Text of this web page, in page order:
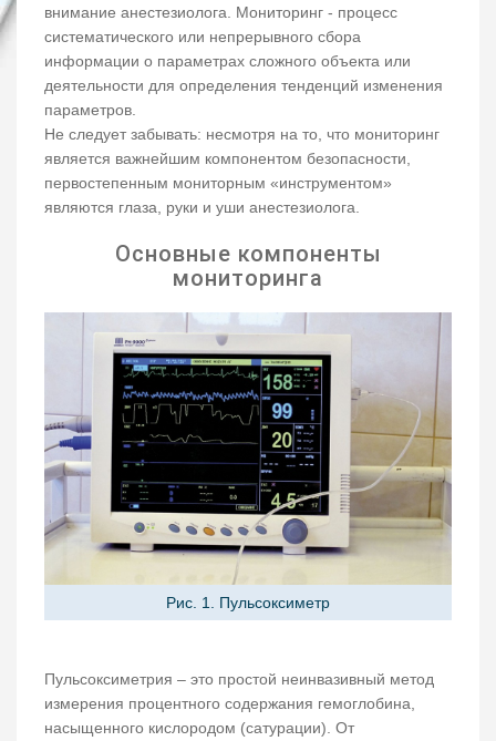
внимание анестезиолога. Мониторинг - процесс
систематического или непрерывного сбора
информации о параметрах сложного объекта или
деятельности для определения тенденций изменения
параметров.
Не следует забывать: несмотря на то, что мониторинг
является важнейшим компонентом безопасности,
первостепенным мониторным «инструментом»
являются глаза, руки и уши анестезиолога.
Основные компоненты
мониторинга
Рис. 1. Пульсоксиметр
Пульсоксиметрия – это простой неинвазивный метод
измерения процентного содержания гемоглобина,
насыщенного кислородом (сатурации). От